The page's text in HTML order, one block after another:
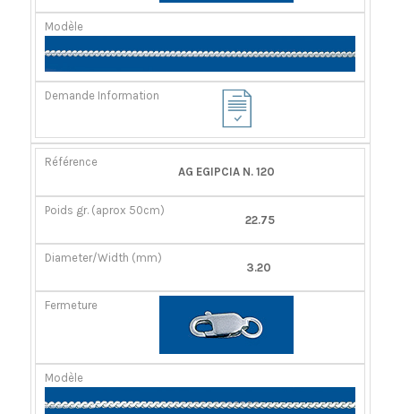
AG EGIPCIA N. 120
22.75
3.20